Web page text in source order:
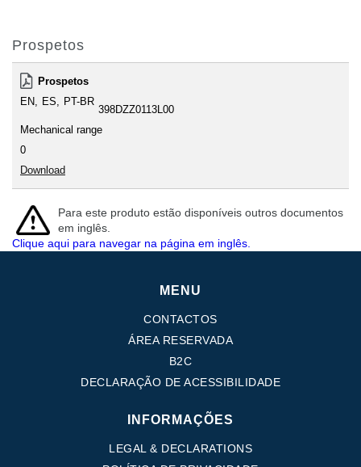
Prospetos
Prospetos
EN
ES PT-BR
398DZZ0113L00
Mechanical range
0
Download
Para este produto estão disponíveis outros documentos
em inglês.
Clique aqui para navegar na página em inglês.
MENU
CONTACTOS
ÁREA RESERVADA
B2C
DECLARAÇÃO DE ACESSIBILIDADE
INFORMAÇÕES
LEGAL & DECLARATIONS